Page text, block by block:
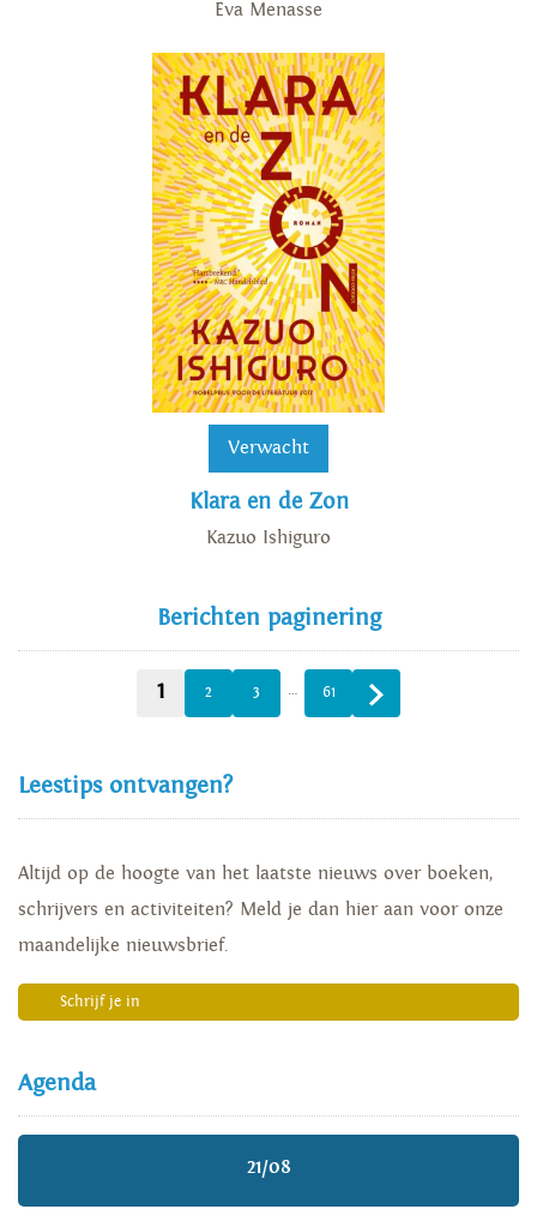
Eva Menasse
Verwacht
Klara en de Zon
Kazuo Ishiguro
Berichten paginering
1 2 3 … 61
Leestips ontvangen?
Altijd op de hoogte van het laatste nieuws over boeken,
schrijvers en activiteiten? Meld je dan hier aan voor onze
maandelijke nieuwsbrief.
Schrijf je in
Agenda
21/08